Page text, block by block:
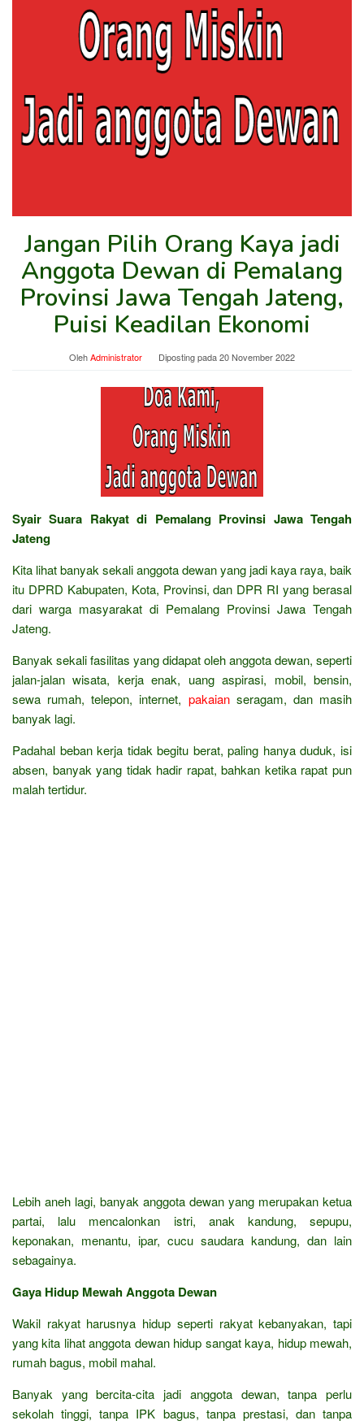
Jangan Pilih Orang Kaya jadi
Anggota Dewan di Pemalang
Provinsi Jawa Tengah Jateng,
Puisi Keadilan Ekonomi
OlehAdministrator Diposting pada20 November 2022
Syair Suara Rakyat di Pemalang Provinsi Jawa Tengah
Jateng
Kita lihat banyak sekali anggota dewan yang jadi kaya raya, baik
itu DPRD Kabupaten, Kota, Provinsi, dan DPR RI yang berasal
dari warga masyarakat di Pemalang Provinsi Jawa Tengah
Jateng.
Banyak sekali fasilitas yang didapat oleh anggota dewan, seperti
jalan-jalan wisata, kerja enak, uang aspirasi, mobil, bensin,
sewa rumah, telepon, internet, pakaianseragam, dan masih
banyak lagi.
Padahal beban kerja tidak begitu berat, paling hanya duduk, isi
absen, banyak yang tidak hadir rapat, bahkan ketika rapat pun
malah tertidur.
Lebih aneh lagi, banyak anggota dewan yang merupakan ketua
partai, lalu mencalonkan istri, anak kandung, sepupu,
keponakan, menantu, ipar, cucu saudara kandung, dan lain
sebagainya.
Gaya Hidup Mewah Anggota Dewan
Wakil rakyat harusnya hidup seperti rakyat kebanyakan, tapi
yang kita lihat anggota dewan hidup sangat kaya, hidup mewah,
rumah bagus, mobil mahal.
Banyak yang bercita-cita jadi anggota dewan, tanpa perlu
sekolah tinggi, tanpa IPK bagus, tanpa prestasi, dan tanpa